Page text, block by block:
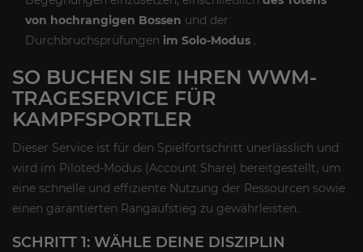
von hochrangigen Bossen und der
Durchbruchsprüfungen im Solo-Modus .
SO BUCHEN SIE IHREN WWM-
TRAGESERVICE FÜR
KAMPFSPORTLER
Dieser Service ist für den Spielfortschritt unerlässlich und
wird im Piloted-Modus (Account Share) bereitgestellt, um
eine schnelle und effiziente Nutzung der Ressourcen sowie
einen garantierten Rangaufstieg zu gewährleisten.
SCHRITT 1: WÄHLE DEINE DISZIPLIN